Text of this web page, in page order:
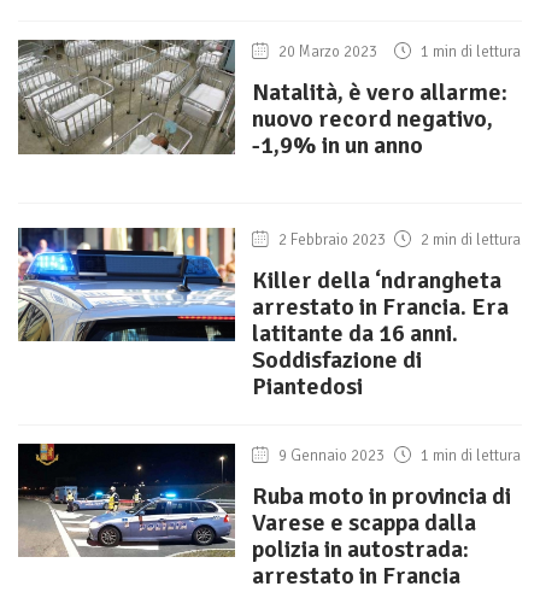
20 Marzo 2023 1 min di lettura
Natalità, è vero allarme:
nuovo record negativo,
-1,9% in un anno
2 Febbraio 2023 2 min di lettura
Killer della ‘ndrangheta
arrestato in Francia. Era
latitante da 16 anni.
Soddisfazione di
Piantedosi
9 Gennaio 2023 1 min di lettura
Ruba moto in provincia di
Varese e scappa dalla
polizia in autostrada:
arrestato in Francia